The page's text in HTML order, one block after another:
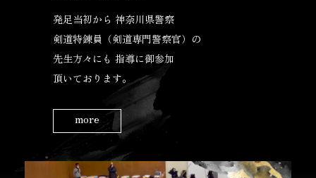
発足当初から 神奈川県警察
剣道特錬員 （剣道専門警察官）の
先生方々にも 指導に御参加
頂いております。
more